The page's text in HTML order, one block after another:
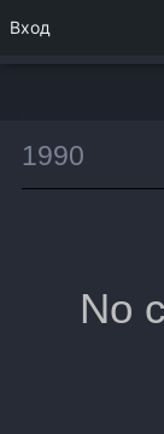
1990
No
Вход